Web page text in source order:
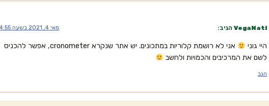
VegaNati הגיב: מאי 4, 2021 בשעה 4:55 am
היי גוני
אני לא רושמת קלוריות במתכונים. יש אתר שנקרא cronometer, אפשר להכניס
לשם את המרכיבים והכמויות ולחשב
הגב